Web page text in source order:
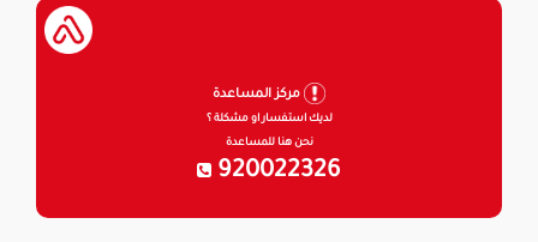
مركز المساعدة
لديك استفسار او مشكلة ؟
نحن هنا للمساعدة
920022326